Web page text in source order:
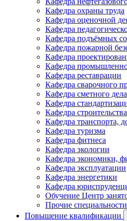
Кафедра охраны труда
Кафедра оценочной
Кафедра
Кафедра подъёмных
Кафедра пожарной
Кафедра
Кафедра
Кафедра реставрации
Кафедра сварочного
Кафедра сметного дела
Кафедра
Кафедра строительства
Кафедра транспорта,
Кафедра туризма
Кафедра фитнеса
Кафедра экологии
Кафедра экономики,
Кафедра эксплуатации
Кафедра энергетики
Кафедра
Обучение Центр
Прочие специальности
Повышение квалификации